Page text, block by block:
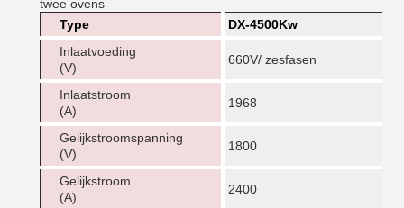
twee ovens
Type
DX-4500Kw
Inlaatvoeding
(V)
660V/ zesfasen
Inlaatstroom
(A)
1968
Gelijkstroomspanning
(V)
1800
Gelijkstroom
(A)
2400